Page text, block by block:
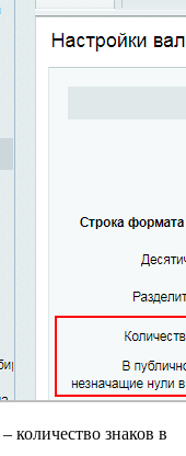
– количество знаков в